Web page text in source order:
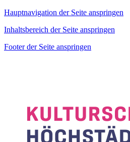
Hauptnavigation der Seite anspringen
Inhaltsbereich der Seite anspringen
Footer der Seite anspringen